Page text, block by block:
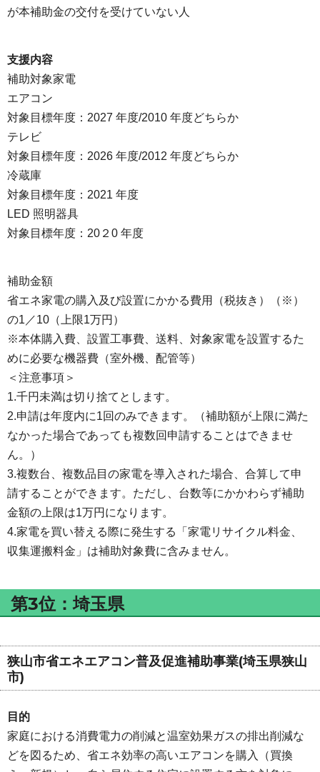
が本補助金の交付を受けていない人
支援内容
補助対象家電
エアコン
対象目標年度：2027 年度/2010 年度どちらか
テレビ
対象目標年度：2026 年度/2012 年度どちらか
冷蔵庫
対象目標年度：2021 年度
LED 照明器具
対象目標年度：20２0 年度
補助金額
省エネ家電の購入及び設置にかかる費用（税抜き）（※）
の1／10（上限1万円）
※本体購入費、設置工事費、送料、対象家電を設置するた
めに必要な機器費（室外機、配管等）
＜注意事項＞
1.千円未満は切り捨てとします。
2.申請は年度内に1回のみできます。（補助額が上限に満た
なかった場合であっても複数回申請することはできませ
ん。）
3.複数台、複数品目の家電を導入された場合、合算して申
請することができます。ただし、台数等にかかわらず補助
金額の上限は1万円になります。
4.家電を買い替える際に発生する「家電リサイクル料金、
収集運搬料金」は補助対象費に含みません。
第3位：埼玉県
狭山市省エネエアコン普及促進補助事業(埼玉県狭山
市)
目的
家庭における消費電力の削減と温室効果ガスの排出削減な
どを図るため、省エネ効率の高いエアコンを購入（買換